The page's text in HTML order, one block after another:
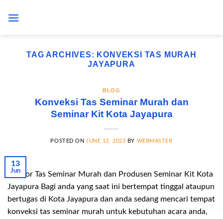
TAG ARCHIVES: KONVEKSI TAS MURAH
JAYAPURA
BLOG
Konveksi Tas Seminar Murah dan
Seminar Kit Kota Jayapura
POSTED ON JUNE 13, 2023 BY WEBMASTER
13
Jun
Vendor Tas Seminar Murah dan Produsen Seminar Kit Kota
Jayapura Bagi anda yang saat ini bertempat tinggal ataupun
bertugas di Kota Jayapura dan anda sedang mencari tempat
konveksi tas seminar murah untuk kebutuhan acara anda,